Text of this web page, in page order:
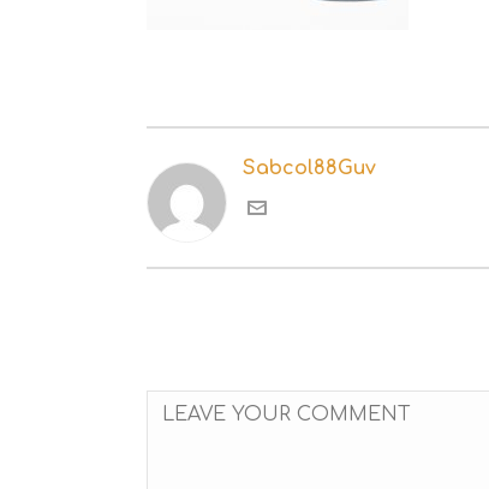
Sabcol88Guv